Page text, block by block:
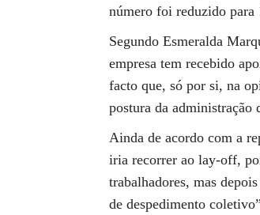
número foi reduzido para
Segundo Esmeralda
empresa tem recebido
facto que, só por si, na
postura da administração
Ainda de acordo com a
iria recorrer ao lay-off,
trabalhadores, mas
de despedimento